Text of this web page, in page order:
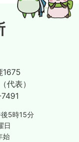
1675
代表）
5時15分
日
始